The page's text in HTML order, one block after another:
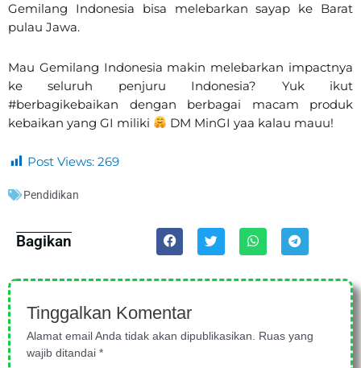
Gemilang Indonesia bisa melebarkan sayap ke Barat
pulau Jawa.
Mau Gemilang Indonesia makin melebarkan impactnya
ke seluruh penjuru Indonesia? Yuk ikut
#berbagikebaikan dengan berbagai macam produk
kebaikan yang GI miliki
DM MinGI yaa kalau mauu!
Post Views: 269
Pendidikan
Bagikan
Tinggalkan Komentar
Alamat email Anda tidak akan dipublikasikan. Ruas yang
wajib ditandai *